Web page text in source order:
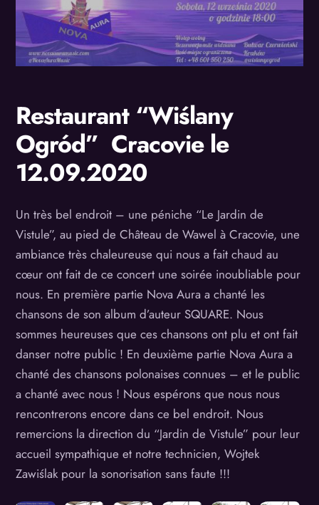
Restaurant “Wiślany
Ogród” Cracovie le
12.09.2020
Un très bel endroit – une péniche “Le Jardin de
Vistule”, au pied de Château de Wawel à Cracovie, une
ambiance très chaleureuse qui nous a fait chaud au
cœur ont fait de ce concert une soirée inoubliable pour
nous. En première partie Nova Aura a chanté les
chansons de son album d’auteur SQUARE. Nous
sommes heureuses que ces chansons ont plu et ont fait
danser notre public ! En deuxième partie Nova Aura a
chanté des chansons polonaises connues – et le public
a chanté avec nous ! Nous espérons que nous nous
rencontrerons encore dans ce bel endroit. Nous
remercions la direction du “Jardin de Vistule” pour leur
accueil sympathique et notre technicien, Wojtek
Zawiślak pour la sonorisation sans faute !!!